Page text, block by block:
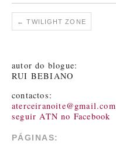
← TWILIGHT ZONE
autor do blogue:
RUI BEBIANO
contactos:
aterceiranoite@gmail.com
seguir ATN no Facebook
PÁGINAS: